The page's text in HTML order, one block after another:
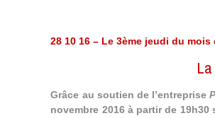
28 10 16 – Le 3ème jeudi du
Grâce au soutien de l’entreprise
novembre 2016 à partir de 19h30